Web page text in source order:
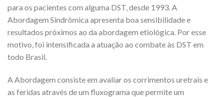
para os pacientes com alguma DST, desde 1993. A
Abordagem Sindrômica apresenta boa sensibilidade e
resultados próximos ao da abordagem etiológica. Por esse
motivo, foi intensificada a atuação ao combate às DST em
todo Brasil.
A Abordagem consiste em avaliar os corrimentos uretrais e
as feridas através de um fluxograma que permite um